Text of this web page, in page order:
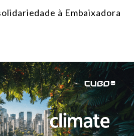
à Embaixadora